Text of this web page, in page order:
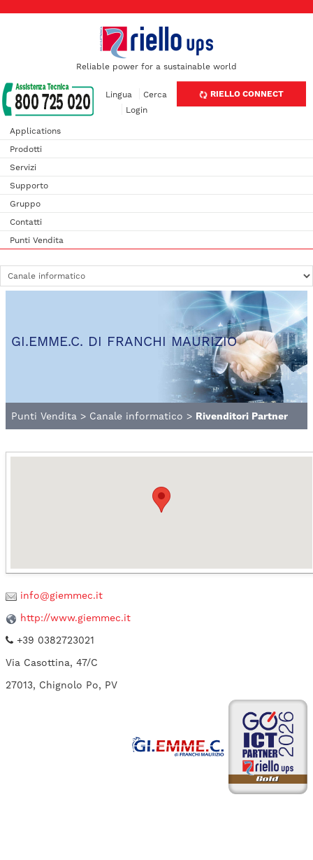
Reliable power for a sustainable world
RIELLO CONNECT
Lingua
Cerca
Login
Applications
Prodotti
Servizi
Supporto
Gruppo
Contatti
Punti Vendita
GI.EMME.C. DI FRANCHI MAURIZIO
Punti Vendita > Canale informatico > Rivenditori Partner
info@giemmec.it
http://www.giemmec.it
+39 0382723021
Via Casottina, 47/C
27013, Chignolo Po, PV